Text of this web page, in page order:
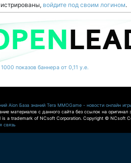
войдите под своим логином.
показов баннера от 0,11 у.е.
Aion База знаний Tera MMOGame - новости онлайн
материалов с данного сайта без ссылок на оригинал
is a trademark of NCsoft Corporation. Copyright © NCsoft
связь